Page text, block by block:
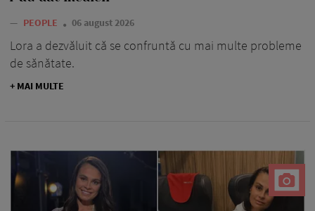
— PEOPLE 06 august 2026
Lora a dezvăluit că se confruntă cu mai multe probleme
de sănătate.
+ MAI MULTE